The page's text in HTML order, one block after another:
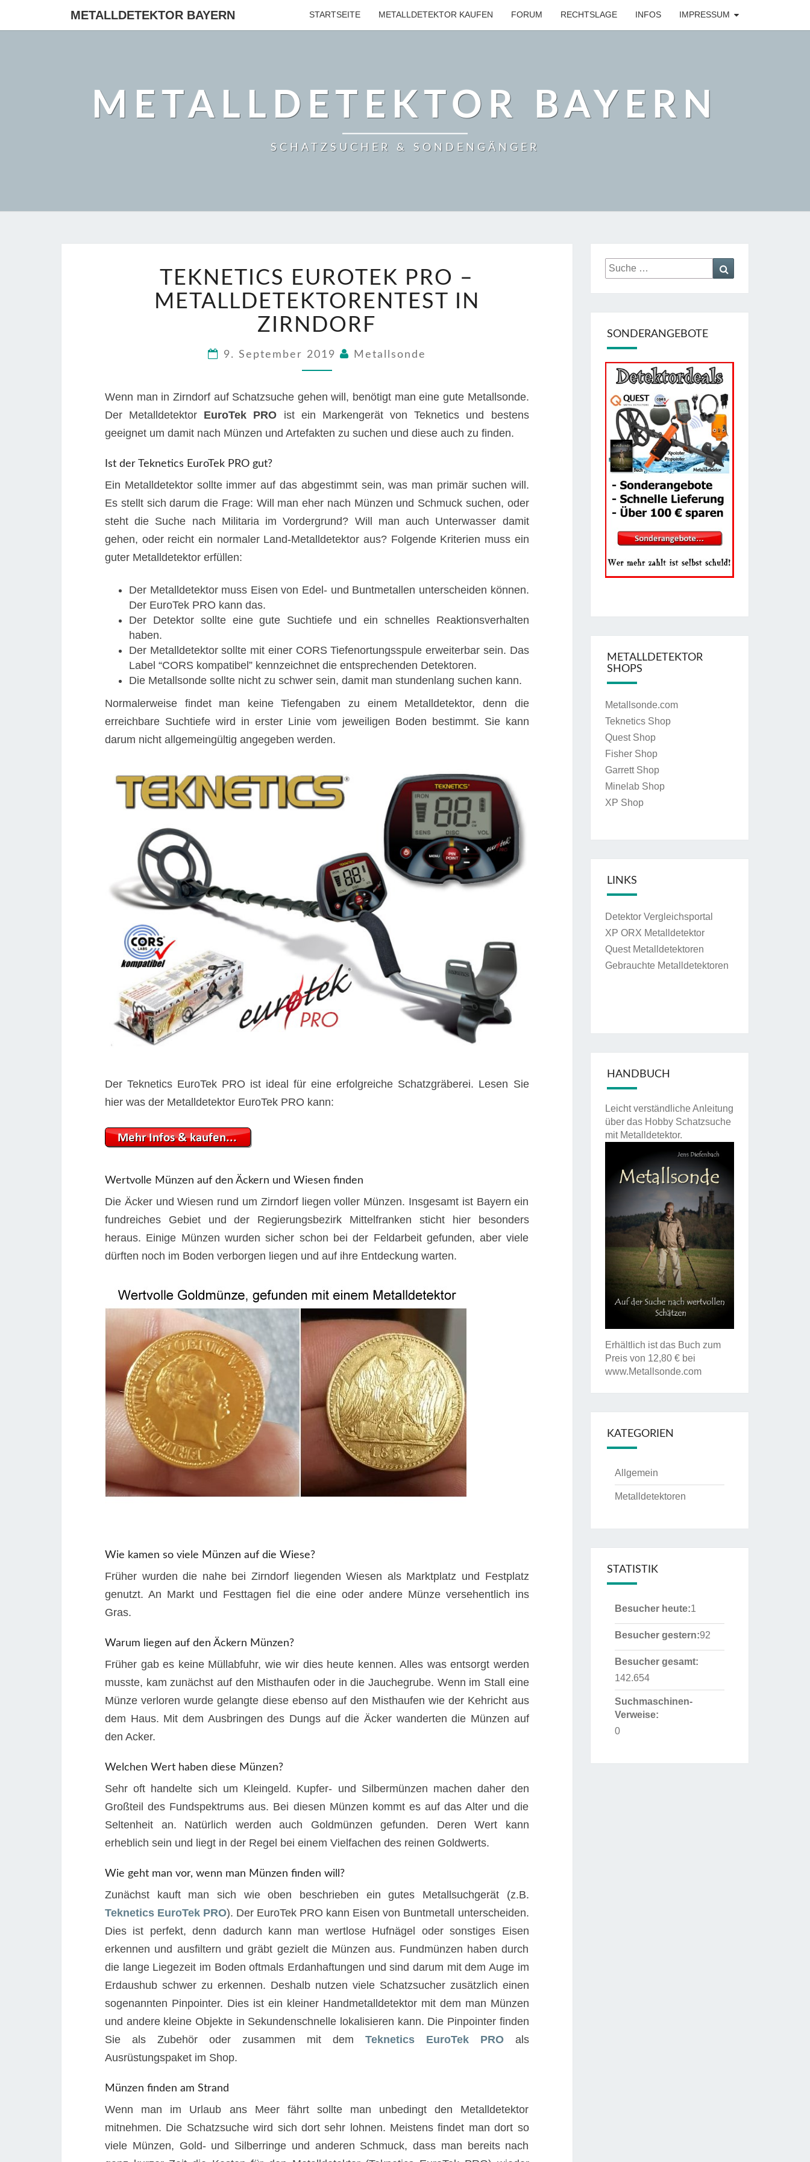
METALLDETEKTOR BAYERN STARTSEITE METALLDETEKTOR KAUFEN FORUM RECHTSLAGE INFOS IMPRESSUM
METALLDETEKTOR BAYERN
SCHATZSUCHER & SONDENGÄNGER
EUROTEK
PRO
–
METALLDETEKTORENTEST
ZIRNDORF
TEKNETICS EUROTEK PRO –
METALLDETEKTORENTEST IN
ZIRNDORF
9. September 2019 Metallsonde
Wenn man in Zirndorf auf Schatzsuche gehen will, benötigt man eine gute Metallsonde.
Der Metalldetektor EuroTek PRO ist ein Markengerät von Teknetics und bestens
geeignet um damit nach Münzen und Artefakten zu suchen und diese auch zu finden.
Ist der Teknetics EuroTek PRO gut?
Ein Metalldetektor sollte immer auf das abgestimmt sein, was man primär suchen will.
Es stellt sich darum die Frage: Will man eher nach Münzen und Schmuck suchen, oder
steht die Suche nach Militaria im Vordergrund? Will man auch Unterwasser damit
gehen, oder reicht ein normaler Land-Metalldetektor aus? Folgende Kriterien muss ein
guter Metalldetektor erfüllen:
Der Metalldetektor muss Eisen von Edel- und Buntmetallen unterscheiden können.
Der EuroTek PRO kann das.
Der Detektor sollte eine gute Suchtiefe und ein schnelles Reaktionsverhalten
haben.
Der Metalldetektor sollte mit einer CORS Tiefenortungsspule erweiterbar sein. Das
Label “CORS kompatibel” kennzeichnet die entsprechenden Detektoren.
Die Metallsonde sollte nicht zu schwer sein, damit man stundenlang suchen kann.
Normalerweise findet man keine Tiefengaben zu einem Metalldetektor, denn die
erreichbare Suchtiefe wird in erster Linie vom jeweiligen Boden bestimmt. Sie kann
darum nicht allgemeingültig angegeben werden.
Der Teknetics EuroTek PRO ist ideal für eine erfolgreiche Schatzgräberei. Lesen Sie
hier was der Metalldetektor EuroTek PRO kann:
Wertvolle Münzen auf den Äckern und Wiesen finden
Die Äcker und Wiesen rund um Zirndorf liegen voller Münzen. Insgesamt ist Bayern ein
fundreiches Gebiet und der Regierungsbezirk Mittelfranken sticht hier besonders
heraus. Einige Münzen wurden sicher schon bei der Feldarbeit gefunden, aber viele
dürften noch im Boden verborgen liegen und auf ihre Entdeckung warten.
Wie kamen so viele Münzen auf die Wiese?
Früher wurden die nahe bei Zirndorf liegenden Wiesen als Marktplatz und Festplatz
genutzt. An Markt und Festtagen fiel die eine oder andere Münze versehentlich ins
Gras.
Warum liegen auf den Äckern Münzen?
Früher gab es keine Müllabfuhr, wie wir dies heute kennen. Alles was entsorgt werden
musste, kam zunächst auf den Misthaufen oder in die Jauchegrube. Wenn im Stall eine
Münze verloren wurde gelangte diese ebenso auf den Misthaufen wie der Kehricht aus
dem Haus. Mit dem Ausbringen des Dungs auf die Äcker wanderten die Münzen auf
den Acker.
Welchen Wert haben diese Münzen?
Sehr oft handelte sich um Kleingeld. Kupfer- und Silbermünzen machen daher den
Großteil des Fundspektrums aus. Bei diesen Münzen kommt es auf das Alter und die
Seltenheit an. Natürlich werden auch Goldmünzen gefunden. Deren Wert kann
erheblich sein und liegt in der Regel bei einem Vielfachen des reinen Goldwerts.
Wie geht man vor, wenn man Münzen finden will?
Zunächst kauft man sich wie oben beschrieben ein gutes Metallsuchgerät (z.B.
Teknetics EuroTek PRO). Der EuroTek PRO kann Eisen von Buntmetall unterscheiden.
Dies ist perfekt, denn dadurch kann man wertlose Hufnägel oder sonstiges Eisen
erkennen und ausfiltern und gräbt gezielt die Münzen aus. Fundmünzen haben durch
die lange Liegezeit im Boden oftmals Erdanhaftungen und sind darum mit dem Auge im
Erdaushub schwer zu erkennen. Deshalb nutzen viele Schatzsucher zusätzlich einen
sogenannten Pinpointer. Dies ist ein kleiner Handmetalldetektor mit dem man Münzen
und andere kleine Objekte in Sekundenschnelle lokalisieren kann. Die Pinpointer finden
Sie als Zubehör oder zusammen mit dem Teknetics EuroTek PROals
Ausrüstungspaket im Shop.
Münzen finden am Strand
Wenn man im Urlaub ans Meer fährt sollte man unbedingt den Metalldetektor
mitnehmen. Die Schatzsuche wird sich dort sehr lohnen. Meistens findet man dort so
viele Münzen, Gold- und Silberringe und anderen Schmuck, dass man bereits nach
Suche
nach:
SONDERANGEBOTE
METALLDETEKTOR
SHOPS
Metallsonde.com
Teknetics Shop
Quest Shop
Fisher Shop
Garrett Shop
Minelab Shop
XP Shop
LINKS
Detektor Vergleichsportal
XP ORX Metalldetektor
Quest Metalldetektoren
Gebrauchte Metalldetektoren
HANDBUCH
Leicht verständliche Anleitung
über das Hobby Schatzsuche
mit Metalldetektor.
Erhältlich ist das Buch zum
Preis von 12,80 € bei
www.Metallsonde.com
KATEGORIEN
Allgemein
Metalldetektoren
STATISTIK
Besucher heute:1
Besucher gestern:92
Besucher gesamt:
142.654
Suchmaschinen-
Verweise:
0